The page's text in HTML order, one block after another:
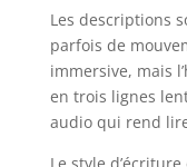
Les descriptions
parfois de
immersive, mais
en trois lignes
audio qui rend